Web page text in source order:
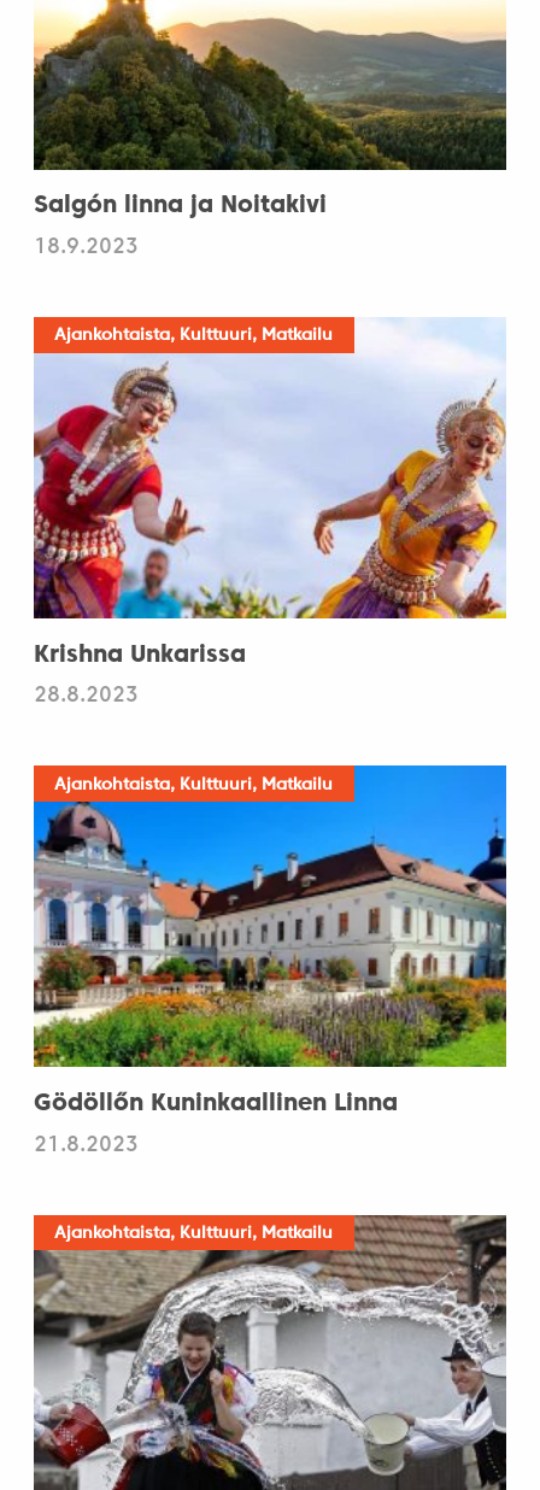
Salgón linna ja Noitakivi
18.9.2023
Ajankohtaista, Kulttuuri, Matkailu
Krishna Unkarissa
28.8.2023
Ajankohtaista, Kulttuuri, Matkailu
Gödöllőn Kuninkaallinen Linna
21.8.2023
Ajankohtaista, Kulttuuri, Matkailu